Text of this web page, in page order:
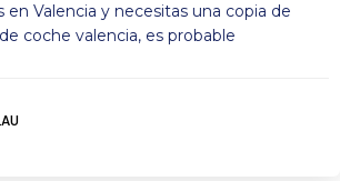
en Valencia y necesitas una copia de
coche valencia, es probable